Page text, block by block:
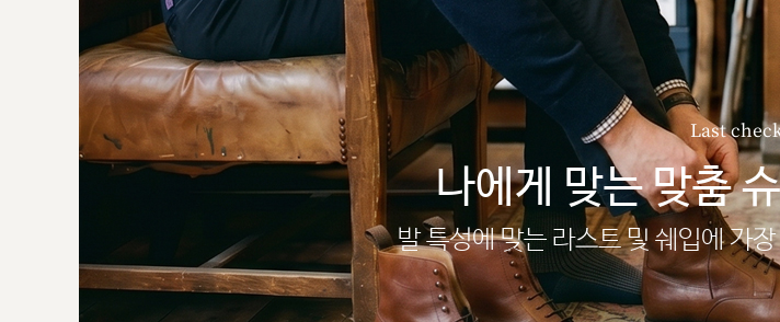
Last
나에게 맞는 맞춤
발 특성에 맞는 라스트 및 쉐입에 가